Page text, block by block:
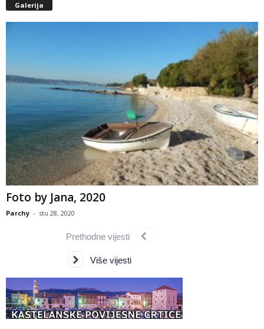
Galerija
Foto by Jana, 2020
Parchy - stu 28, 2020
Prethodne vijesti
Više vijesti